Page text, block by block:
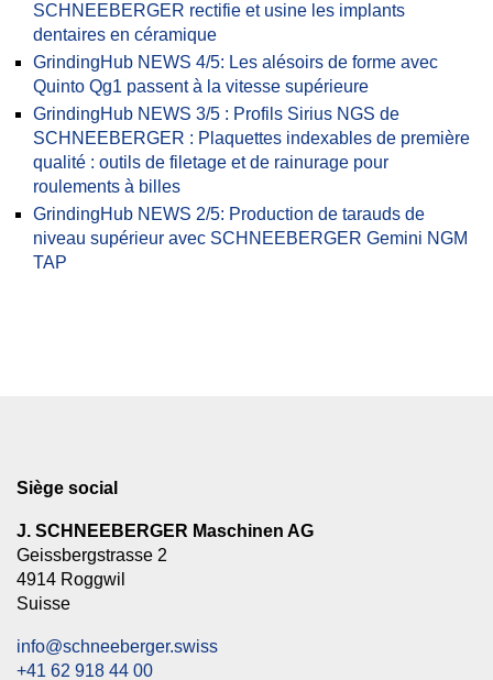
SCHNEEBERGER rectifie et usine les implants
dentaires en céramique
GrindingHub NEWS 4/5: Les alésoirs de forme avec
Quinto Qg1 passent à la vitesse supérieure
GrindingHub NEWS 3/5 : Profils Sirius NGS de
SCHNEEBERGER : Plaquettes indexables de première
qualité : outils de filetage et de rainurage pour
roulements à billes
GrindingHub NEWS 2/5: Production de tarauds de
niveau supérieur avec SCHNEEBERGER Gemini NGM
TAP
Siège social
J. SCHNEEBERGER Maschinen AG
Geissbergstrasse 2
4914 Roggwil
Suisse
info@schneeberger.swiss
+41 62 918 44 00